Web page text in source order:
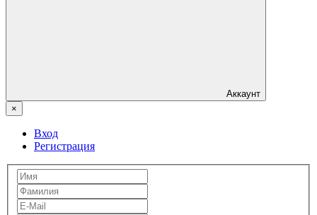
Аккаунт
×
Вход
Регистрация